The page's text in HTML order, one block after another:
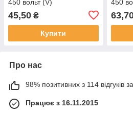
450 вольт (V)
45,50 ₴
Купити
450
Про нас
98% позитивних з 114 відгуків
Працює з 16.11.2015